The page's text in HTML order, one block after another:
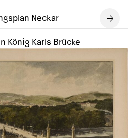
Neckar
König Karls Brücke